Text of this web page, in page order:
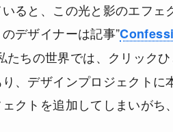
ると、この光と影のエフェ
デザイナーは記事”
たちの世界では、クリック
、デザインプロジェクトに
クトを追加してしまいがち